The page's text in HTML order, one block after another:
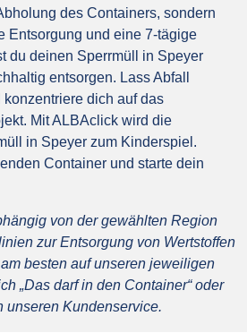
des Containers, sondern
Entsorgung und eine 7-tägige
du deinen Sperrmüll in Speyer
entsorgen. Lass Abfall
dich auf das
Mit ALBAclick wird die
in Speyer zum Kinderspiel.
Container und starte dein
von der gewählten Region
zur Entsorgung von Wertstoffen
besten auf unseren jeweiligen
„Das darf in den Container“ oder
unseren Kundenservice.